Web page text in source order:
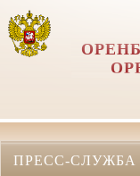
ПРЕСС-СЛУЖБА